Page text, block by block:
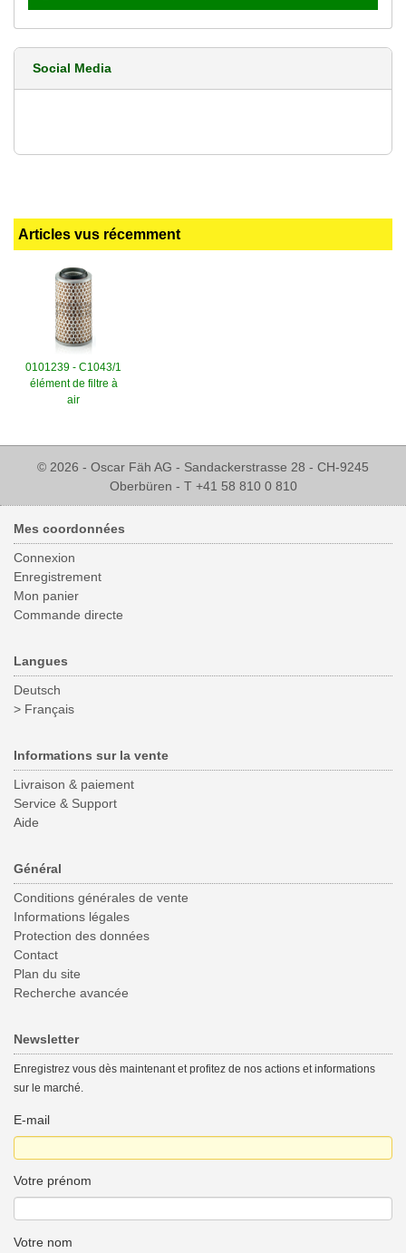
Social Media
Articles vus récemment
0101239 - C1043/1
élément de filtre à
air
© 2026 - Oscar Fäh AG - Sandackerstrasse 28 - CH-9245
Oberbüren - T +41 58 810 0 810
Mes coordonnées
Connexion
Enregistrement
Mon panier
Commande directe
Langues
Deutsch
> Français
Informations sur la vente
Livraison & paiement
Service & Support
Aide
Général
Conditions générales de vente
Informations légales
Protection des données
Contact
Plan du site
Recherche avancée
Newsletter
Enregistrez vous dès maintenant et profitez de nos actions et informations
sur le marché.
E-mail
Votre prénom
Votre nom